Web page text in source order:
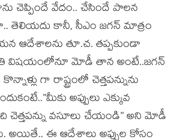
చెప్పిందే వేదం.. చేసిందే పాల‌న
తెలియ‌దు కానీ, సీఎం జ‌గ‌న్‌ మాత్రం
ఆదేశాల‌ను తూ.చ‌. త‌ప్ప‌కుండా
విష‌యంలోనూ మోడీ తాన అంటే..జ‌గ‌న్
గా రాష్ట్రంలో చెత్త‌ప‌న్నును
అప్పులు ఎక్కువ
చెత్త‌ప‌న్ను వ‌సూలు చేయండి” అని మోడీ
అయితే.. ఈ ఆదేశాలు అప్పుల కోసం